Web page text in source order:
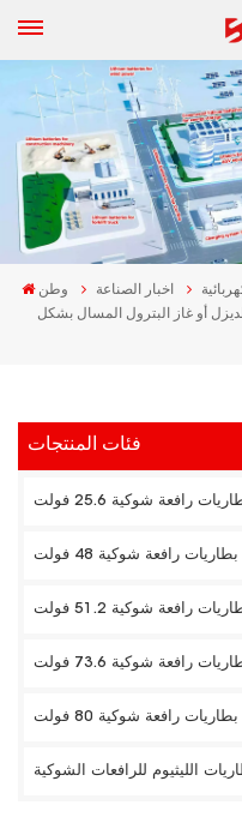
وطن اخبار الصناعة
أو غاز البترول المسال بشكل
فئات المنتجات
رافعة شوكية 25.6 فولت
بطاريات رافعة شوكية 48 فولت
رافعة شوكية 51.2 فولت
رافعة شوكية 73.6 فولت
بطاريات رافعة شوكية 80 فولت
الليثيوم للرافعات الشوكية